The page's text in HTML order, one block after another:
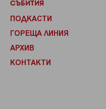
СЪБИТИЯ
ПОДКАСТИ
ГОРЕЩА ЛИНИЯ
АРХИВ
КОНТАКТИ